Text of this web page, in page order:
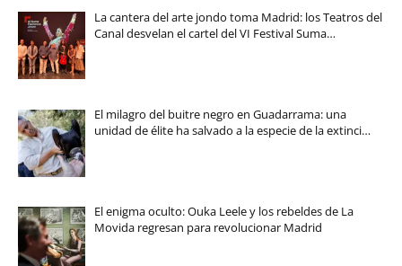
La cantera del arte jondo toma Madrid: los Teatros del
Canal desvelan el cartel del VI Festival Suma…
El milagro del buitre negro en Guadarrama: una
unidad de élite ha salvado a la especie de la extinci…
El enigma oculto: Ouka Leele y los rebeldes de La
Movida regresan para revolucionar Madrid